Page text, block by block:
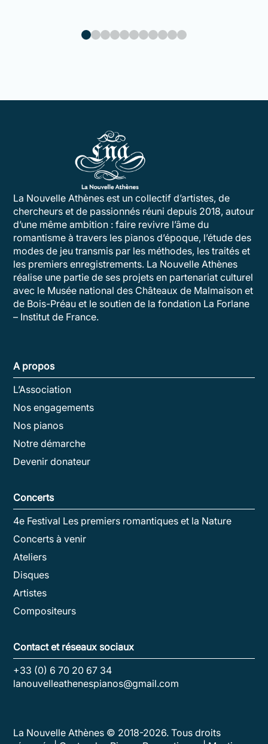
La Nouvelle Athènes est un collectif d’artistes, de
chercheurs et de passionnés réuni depuis 2018, autour
d’une même ambition : faire revivre l’âme du
romantisme à travers les pianos d’époque, l’étude des
modes de jeu transmis par les méthodes, les traités et
les premiers enregistrements. La Nouvelle Athènes
réalise une partie de ses projets en partenariat culturel
avec le Musée national des Châteaux de Malmaison et
de Bois-Préau et le soutien de la fondation La Forlane
– Institut de France.
A propos
L’Association
Nos engagements
Nos pianos
Notre démarche
Devenir donateur
Concerts
4e Festival Les premiers romantiques et la Nature
Concerts à venir
Ateliers
Disques
Artistes
Compositeurs
Contact et réseaux sociaux
+33 (0) 6 70 20 67 34
lanouvelleathenespianos@gmail.com
La Nouvelle Athènes © 2018-2026. Tous droits